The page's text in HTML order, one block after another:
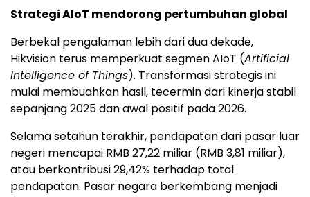
Strategi AIoT mendorong pertumbuhan global
Berbekal pengalaman lebih dari dua dekade,
Hikvision terus memperkuat segmen AIoT (Artificial
Intelligence of Things). Transformasi strategis ini
mulai membuahkan hasil, tecermin dari kinerja stabil
sepanjang 2025 dan awal positif pada 2026.
Selama setahun terakhir, pendapatan dari pasar luar
negeri mencapai RMB 27,22 miliar (RMB 3,81 miliar),
atau berkontribusi 29,42% terhadap total
pendapatan. Pasar negara berkembang menjadi